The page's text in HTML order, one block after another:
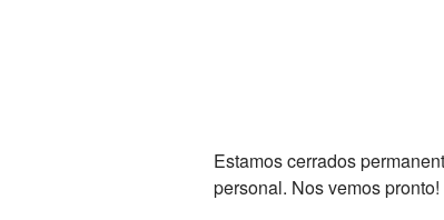
Estamos cerrados
personal. Nos vemos pronto!